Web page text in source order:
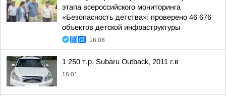
этапа всероссийского мониторинга
«Безопасность детства»: проверено 46 676
объектов детской инфраструктуры
16:08
1 250 т.р. Subaru Outback, 2011 г.в
16:01